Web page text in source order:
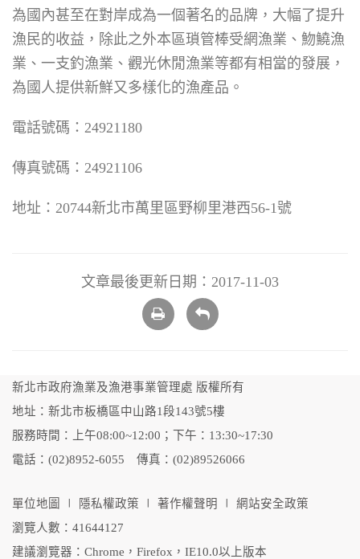
為國內甚至在對岸成為一個著名的品牌，大幅了提升
漁民的收益，除此之外本區瑣管棒受網漁業、魩鱙漁
業、一支釣漁業、觀光休閒漁業等都有相當的發展，
為國人提供新鮮又多樣化的漁產品。
電話號碼：24921180
傳真號碼：24921106
地址：20744新北市萬里區野柳里港西56-1號
文章最後更新日期：2017-11-03
列
回
頁
新北市政府漁業及漁港事業管理處 版權所有
地址：新北市板橋區中山路1段143號5樓
服務時間：上午08:00~12:00；下午：13:30~17:30
電話：(02)8952-6055 傳真：(02)89526066
單位地圖 隱私權政策 著作權聲明
網站安全政策
瀏覽人數：41644127
建議瀏覽器：Chrome，Firefox，IE10.0以上版本